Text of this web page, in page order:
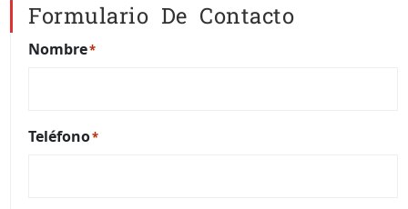
Formulario De Contacto
Nombre*
Teléfono*